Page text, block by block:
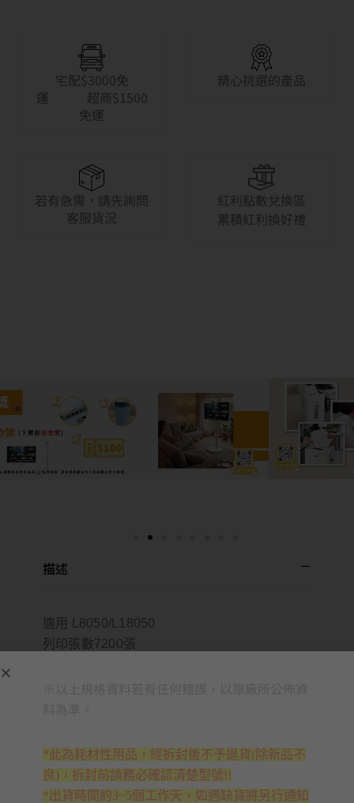
宅配$3000免
運 超商$1500
免運
精心挑選的產品
若有急需，請先詢問
客服貨況
紅利點數兌換區
累積紅利換好禮
描述
適用 L8050/L18050
列印張數7200張
*此為耗材性用品，經拆封後不予退貨(除新品不
良)，拆封前請務必確認清楚型號!!
*出貨時間約3~5個工作天，如遇缺貨將另行通知